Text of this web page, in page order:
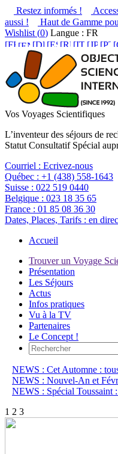
Restez informés !
aussi !
Haut de Gamme
Wishlist (0) Langue : FR
Vos Voyages Scientifiques
L’inventeur des séjours de
Statut Consultatif Spécial
Courriel : Ecrivez-nous
Québec : +1 (438) 558-1643
Suisse : 022 519 0440
Belgique : 023 18 35 65
France : 01 85 08 36 30
Dates, Places, Tarifs : en
Accueil
Trouver un Voyage
Présentation
Les Séjours
Actus
Infos pratiques
Vu à la TV
Partenaires
Le Concept !
NEWS : Cet Automne :
NEWS : Nouvel-An et
NEWS : Spécial Toussaint
1 2 3